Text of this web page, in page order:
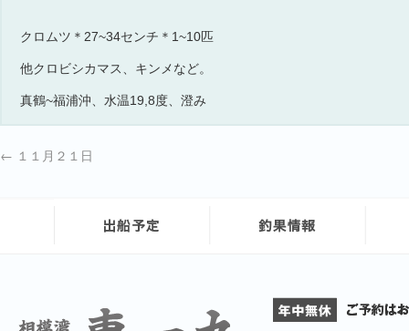
クロムツ＊27~34センチ＊1~10匹
他クロビシカマス、キンメなど。
真鶴~福浦沖、水温19,8度、澄み
← １１月２１日